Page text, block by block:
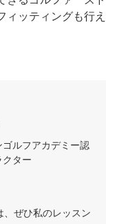
いたします。（01
ィッティングも行え
ゴルフアカデミー認
クター
、ぜひ私のレッスン